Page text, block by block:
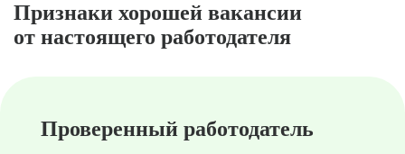
Признаки хорошей вакансии
от настоящего работодателя
Проверенный работодатель